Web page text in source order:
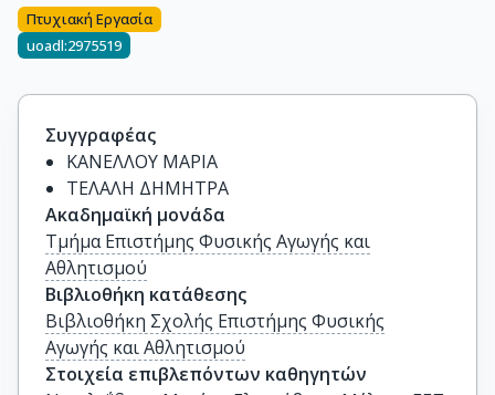
Πτυχιακή Εργασία
uoadl:2975519
Συγγραφέας
ΚΑΝΕΛΛΟΥ ΜΑΡΙΑ
ΤΕΛΑΛΗ ΔΗΜΗΤΡΑ
Ακαδημαϊκή μονάδα
Τμήμα Επιστήμης Φυσικής Αγωγής και
Αθλητισμού
Βιβλιοθήκη κατάθεσης
Βιβλιοθήκη Σχολής Επιστήμης Φυσικής
Αγωγής και Αθλητισμού
Στοιχεία επιβλεπόντων καθηγητών